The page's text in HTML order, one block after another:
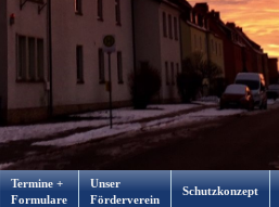
Termine +
Formulare
Unser
Förderverein
Schutzkonzept